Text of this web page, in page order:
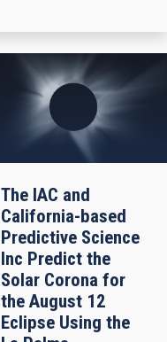
The IAC and
California-based
Predictive Science
Inc Predict the
Solar Corona for
the August 12
Eclipse Using the